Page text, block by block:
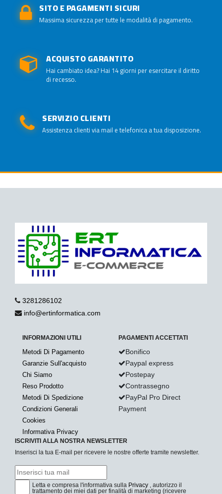
SITO E PAGAMENTI SICURI
Massima sicurezza per tutte le modalità di pagamento.
ACQUISTO GARANTITO
Hai cambiato idea? Hai 14 giorni per esercitare il diritto
di recesso.
SERVIZIO CLIENTI
Assistenza clienti via mail e telefonica a tua disposizione.
3281286102
info@ertinformatica.com
INFORMAZIONI UTILI
Metodi Di Pagamento
Garanzie Sull'acquisto
Chi Siamo
Reso Prodotto
Metodi Di Spedizione
Condizioni Generali
Cookies
Informativa Privacy
PAGAMENTI ACCETTATI
Bonifico
Paypal express
Postepay
Contrassegno
PayPal Pro Direct
Payment
ISCRIVITI ALLA NOSTRA NEWSLETTER
Inserisci la tua E-mail per ricevere le nostre offerte tramite newsletter.
Letta e compresa l'informativa sulla Privacy , autorizzo il
trattamento dei miei dati per finalità di marketing (ricevere